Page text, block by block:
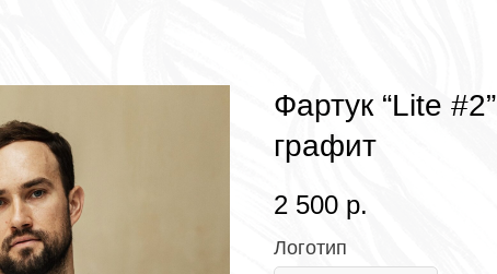
Фартук “Lite
графит
2 500 р.
Логотип